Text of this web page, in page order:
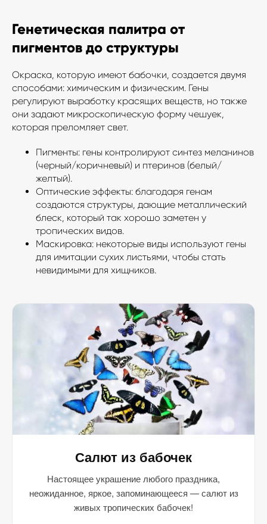
Генетическая палитра от
пигментов до структуры
Окраска, которую имеют бабочки, создается двумя
способами: химическим и физическим. Гены
регулируют выработку красящих веществ, но также
они задают микроскопическую форму чешуек,
которая преломляет свет.
Пигменты: гены контролируют синтез меланинов
(черный/коричневый) и птеринов (белый/
желтый).
Оптические эффекты: благодаря генам
создаются структуры, дающие металлический
блеск, который так хорошо заметен у
тропических видов.
Маскировка: некоторые виды используют гены
для имитации сухих листьями, чтобы стать
невидимыми для хищников.
Салют из бабочек
Настоящее украшение любого праздника,
неожиданное, яркое, запоминающееся — салют из
живых тропических бабочек!